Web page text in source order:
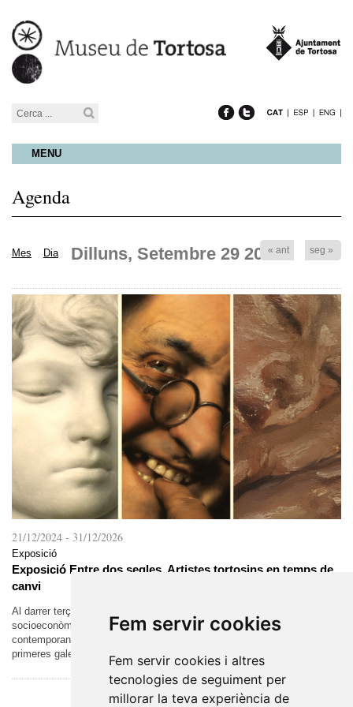
Fem servir cookies
Fem servir cookies i altres
tecnologies de seguiment per
millorar la teva experiència de
MENU
Agenda
Mes Dia « ant
Dilluns, Setembre 29 2025 seg »
21/12/2024 - 31/12/2026
Exposició
Exposició Entre dos segles. Artistes tortosins en temps de
canvi
Al darrer terç del segle XIX, es van donar les condicions
socioeconòmiques que van permetre la formació del món artístic
contemporani. L’augment de la demanda va permetre l’aparició de les
primeres galeries i el...